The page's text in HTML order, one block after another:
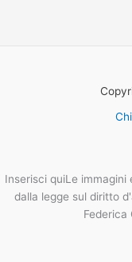
Inserisci quiLe
dalla legge sul diritto
Federica